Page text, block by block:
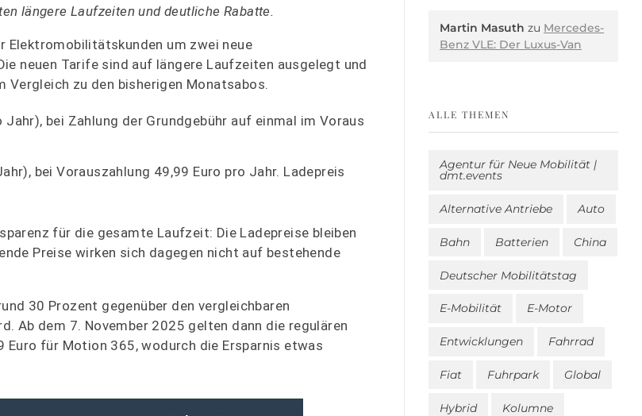
längere Laufzeiten und deutliche Rabatte.
Elektromobilitätskunden um zwei neue
neuen Tarife sind auf längere Laufzeiten ausgelegt und
Vergleich zu den bisherigen Monatsabos.
bei Zahlung der Grundgebühr auf einmal im Voraus
bei Vorauszahlung 49,99 Euro pro Jahr. Ladepreis
für die gesamte Laufzeit: Die Ladepreise bleiben
Preise wirken sich dagegen nicht auf bestehende
30 Prozent gegenüber den vergleichbaren
Ab dem 7. November 2025 gelten dann die regulären
Euro für Motion 365, wodurch die Ersparnis etwas
Martin Masuth zu Mercedes-
Benz VLE: Der Luxus-Van
ALLE THEMEN
Agentur für Neue Mobilität |
dmt.events
Alternative Antriebe Auto
Bahn Batterien China
Deutscher Mobilitätstag
E-Mobilität E-Motor
Entwicklungen Fahrrad
Fiat Fuhrpark Global
Hybrid Kolumne